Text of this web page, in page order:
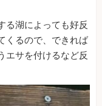
る湖によっても好反
くるので、できれば
エサを付けるなど反